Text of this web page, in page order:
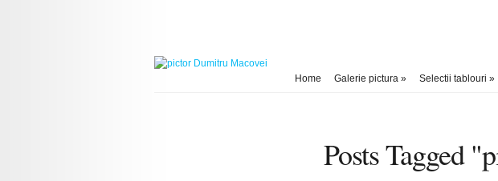
Home Galerie pictura » Selectii tablouri »
Posts Tagged